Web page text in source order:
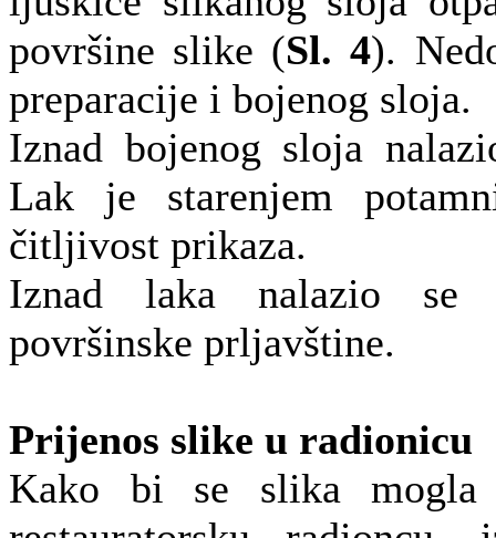
površine slike (Sl. 4).
preparacije i bojenog sloja.
Iznad bojenog sloja
Lak je starenjem
čitljivost prikaza.
Iznad laka nalazio se
površinske prljavštine.
Prijenos slike u radionicu
Kako bi se slika mogla